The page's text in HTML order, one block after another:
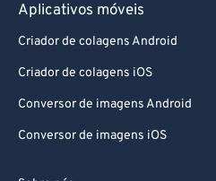
Aplicativos móveis
Criador de colagens Android
Criador de colagens iOS
Conversor de imagens Android
Conversor de imagens iOS